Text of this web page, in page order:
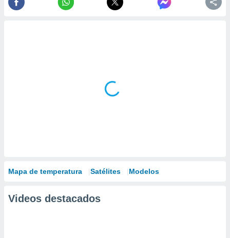
Mapa de temperatura Satélites Modelos
Videos destacados